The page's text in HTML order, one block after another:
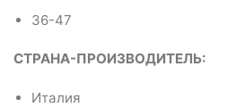
36-47
СТРАНА-ПРОИЗВОДИТЕЛЬ:
Италия